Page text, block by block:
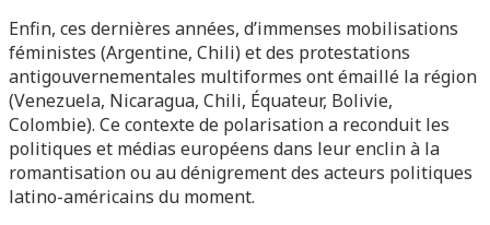
Enfin, ces dernières années, d’immenses mobilisations
féministes (Argentine, Chili) et des protestations
antigouvernementales multiformes ont émaillé la région
(Venezuela, Nicaragua, Chili, Équateur, Bolivie,
Colombie). Ce contexte de polarisation a reconduit les
politiques et médias européens dans leur enclin à la
romantisation ou au dénigrement des acteurs politiques
latino-américains du moment.